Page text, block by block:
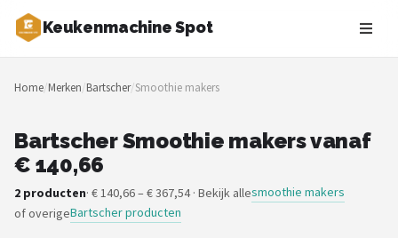
Keukenmachine Spot
Zoeken
NAVIGATIE
Merken
Blog
Home/Merken/Bartscher/Smoothie makers
Bartscher Smoothie makers vanaf
€ 140,66
2 producten· € 140,66 – € 367,54 · Bekijk allesmoothie makers
of overigeBartscher producten